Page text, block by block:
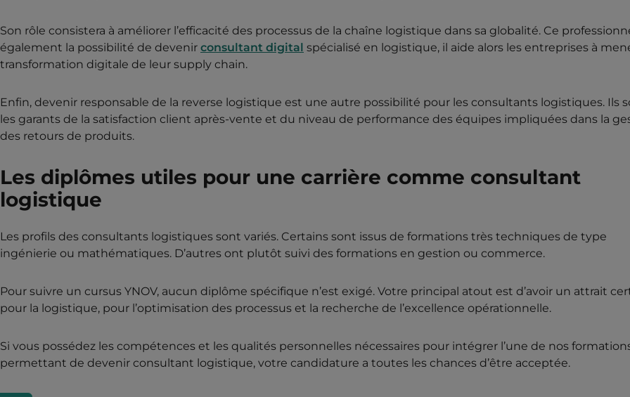
Son rôle consistera à améliorer l’efficacité des processus de la chaîne logistique dans sa globalité. Ce
également la possibilité de devenir consultant digital spécialisé en logistique, il aide alors les entreprises à
transformation digitale de leur supply chain.
Enfin, devenir responsable de la reverse logistique est une autre possibilité pour les consultants logistiques. Ils
les garants de la satisfaction client après-vente et du niveau de performance des équipes impliquées dans la
des retours de produits.
Les diplômes utiles pour une carrière comme consultant
logistique
Les profils des consultants logistiques sont variés. Certains sont issus de formations très techniques de type
ingénierie ou mathématiques. D’autres ont plutôt suivi des formations en gestion ou commerce.
Pour suivre un cursus YNOV, aucun diplôme spécifique n’est exigé. Votre principal atout est d’avoir un attrait
pour la logistique, pour l’optimisation des processus et la recherche de l’excellence opérationnelle.
Si vous possédez les compétences et les qualités personnelles nécessaires pour intégrer l’une de nos
permettant de devenir consultant logistique, votre candidature a toutes les chances d’être acceptée.